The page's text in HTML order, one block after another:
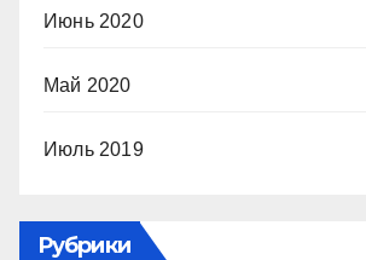
Июнь 2020
Май 2020
Июль 2019
Рубрики